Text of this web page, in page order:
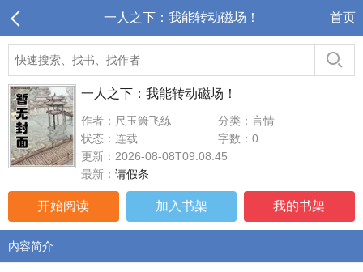
一人之下：我能转动磁场！ 首页
一人之下：我能转动磁场！
作者：尺玉箫飞练
分类：言情
状态：连载
字数：0
更新：2026-08-08T09:08:45
最新： 请假条
开始阅读 加入书架 我的书架
内容简介